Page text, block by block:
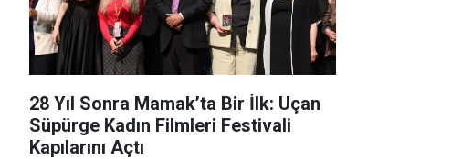
28 Yıl Sonra Mamak’ta Bir İlk: Uçan
Süpürge Kadın Filmleri Festivali
Kapılarını Açtı